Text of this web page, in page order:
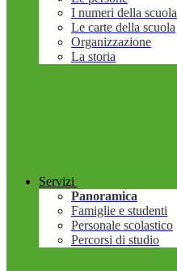
I numeri della scuola
Le carte della scuola
Organizzazione
La storia
Servizi
Panoramica
Famiglie e studenti
Personale scolastico
Percorsi di studio